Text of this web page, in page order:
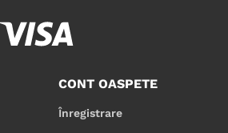
CONT OASPETE
Înregistrare